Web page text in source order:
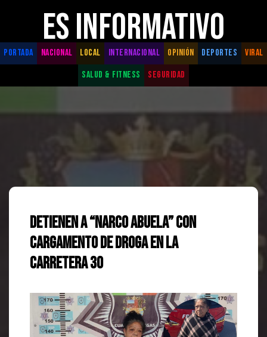
ES INFORMATIVO
PORTADA NACIONAL LOCAL INTERNACIONAL OPINIÓN DEPORTES
VIRAL
SALUD & FITNESS
SEGURIDAD
Detienen a “Narco Abuela” con
cargamento de droga en la
Carretera 30